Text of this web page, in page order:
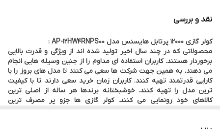
کشور سازنده
چین
ظرفیت
12000
عملکرد
سرمایشی،گرمایشی
نقد و بررسی
کولر گازی 12000 پرتابل هایسنس مدل AP-12HW4RNPS00 :
محصولاتی که در چند سال اخیر تولید شده اند از ویژگی و قدرت بالایی
برخوردار هستند. کاربران استفاده ای مداوم را از جنین وسیله هایی انجام
می دهند. به همین جهت شرکت ها سعی می کنند تا مدل های بروز را با
کارایی قدرتمند تهیه کنند. کاربران زمان خرید سعی دارند تا با کیفیت
ترین مدل را تهیه کنند. خوشبختانه برندها هر ساله از اصلی ترین
کالاهای خود رونمایی می کنند. کولر گازی ها جزو پر مصرف ترین